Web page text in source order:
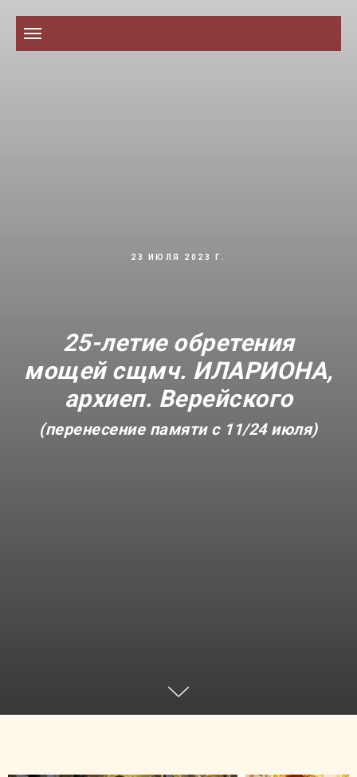
23 ИЮЛЯ 2023 Г.
25-летие обретения
мощей сщмч. ИЛАРИОНА,
архиеп. Верейского
(перенесение памяти с 11/24 июля)